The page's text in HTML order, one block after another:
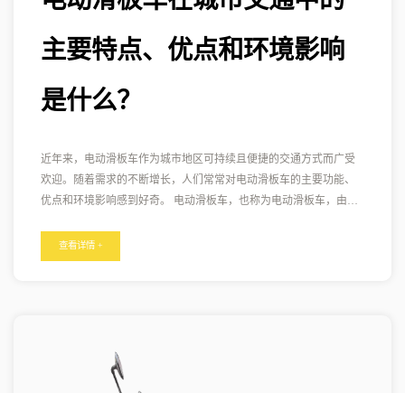
主要特点、优点和环境影响
是什么？
近年来，电动滑板车作为城市地区可持续且便捷的交通方式而广受
欢迎。随着需求的不断增长，人们常常对电动滑板车的主要功能、
优点和环境影响感到好奇。 电动滑板车，也称为电动滑板车，由电
电电池，使骑手无需踩踏板或使用任何其他外部燃料源即可行驶。
这些踏板车通常采用时尚且符合人体工程学的设计，使其重量轻、
查看详情 +